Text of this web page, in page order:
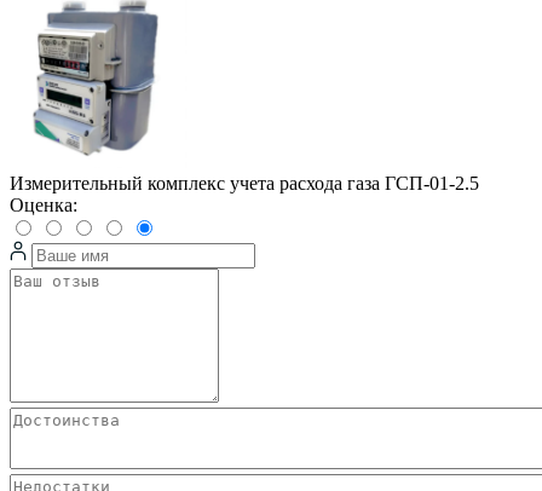
Измерительный комплекс учета расхода газа ГСП-01-2.5
Оценка: